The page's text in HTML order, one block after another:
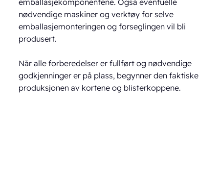
emballasjekomponentene. Også eventuelle
nødvendige maskiner og verktøy for selve
emballasjemonteringen og forseglingen vil bli
produsert.
Når alle forberedelser er fullført og nødvendige
godkjenninger er på plass, begynner den faktiske
produksjonen av kortene og blisterkoppene.